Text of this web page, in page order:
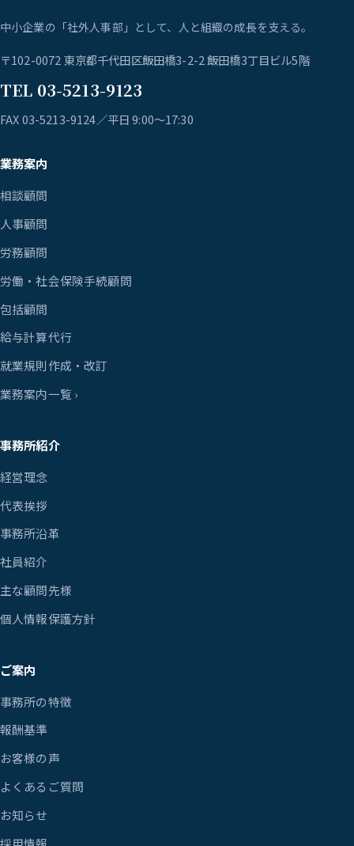
中小企業の「社外人事部」として、人と組織の成長を支える。
〒102-0072 東京都千代田区飯田橋3-2-2 飯田橋3丁目ビル5階
TEL 03-5213-9123
FAX 03-5213-9124／平日 9:00〜17:30
業務案内
相談顧問
人事顧問
労務顧問
労働・社会保険手続顧問
包括顧問
給与計算代行
就業規則作成・改訂
業務案内一覧 ›
事務所紹介
経営理念
代表挨拶
事務所沿革
社員紹介
主な顧問先様
個人情報保護方針
ご案内
事務所の特徴
報酬基準
お客様の声
よくあるご質問
お知らせ